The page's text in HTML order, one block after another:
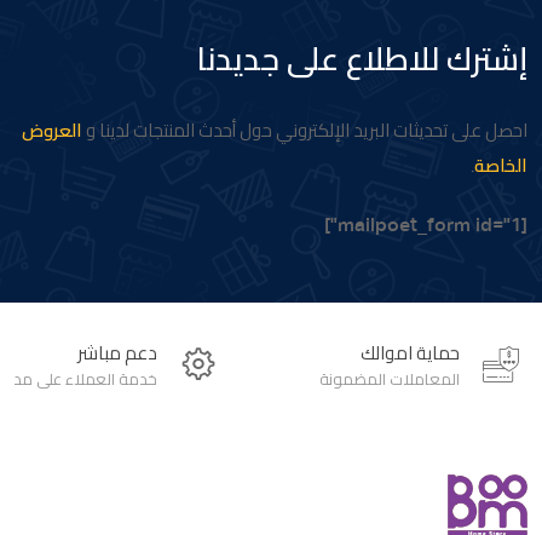
إشترك للاطلاع على جديدنا
احصل على تحديثات البريد الإلكتروني حول أحدث المنتجات لدينا و العروض
الخاصة
[mailpoet_form id="1"]
دعم مباشر
خدمة العملاء على مدار 24 ساعة
حماية اموالك
المعاملات المضمونة